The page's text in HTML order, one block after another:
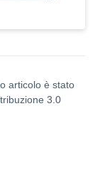
articolo è stato
3.0